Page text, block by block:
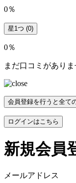
0％
星1つ (0)
0％
まだ口コミがありま
会員登録を行うと全て
ログインはこちら
新規会員
メールアドレス